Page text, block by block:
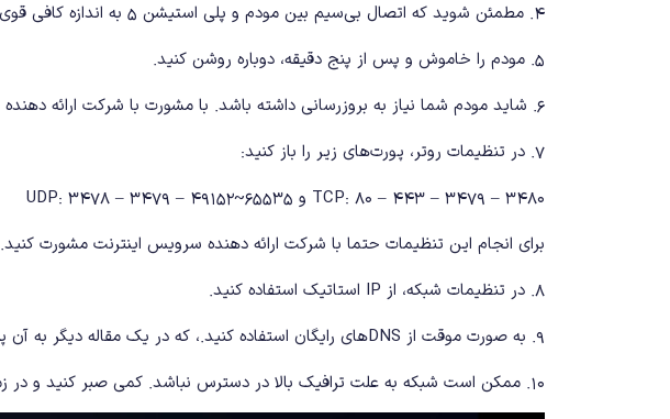
۴. مطمئن شوید که اتصال بی‌سیم بین مودم و پلی استیشن ۵ به اندازه کافی قوی باشد. پیشنهاد می‌شود که هر دو دستگاه در یک اتاق باشند و مانعی میان آن‌ها نباشد.
۵. مودم را خاموش و پس از پنج دقیقه، دوباره روشن کنید.
۶. شاید مودم شما نیاز به بروزرسانی داشته باشد. با مشورت با شرکت ارائه دهنده سرویس اینترنت، فرم‌ور مودم را آپدیت کند.
۷. در تنظیمات روتر، پورت‌های زیر را باز کنید:
TCP: 80 – 443 – 3479 – 3480 و UDP: 3478 – 3479 – 49152~65535
برای انجام این تنظیمات حتما با شرکت ارائه دهنده سرویس اینترنت مشورت کنید.
۸. در تنظیمات شبکه،‌ از IP استاتیک استفاده کنید.
۹. به صورت موقت از DNSهای رایگان استفاده کنید.، که در یک مقاله دیگر به آن پرداخته ایم.
۱۰. ممکن است شبکه به علت ترافیک بالا در دسترس نباشد. کمی صبر کنید و در زمان دیگری برای اتصال به PSN تلاش کنید.